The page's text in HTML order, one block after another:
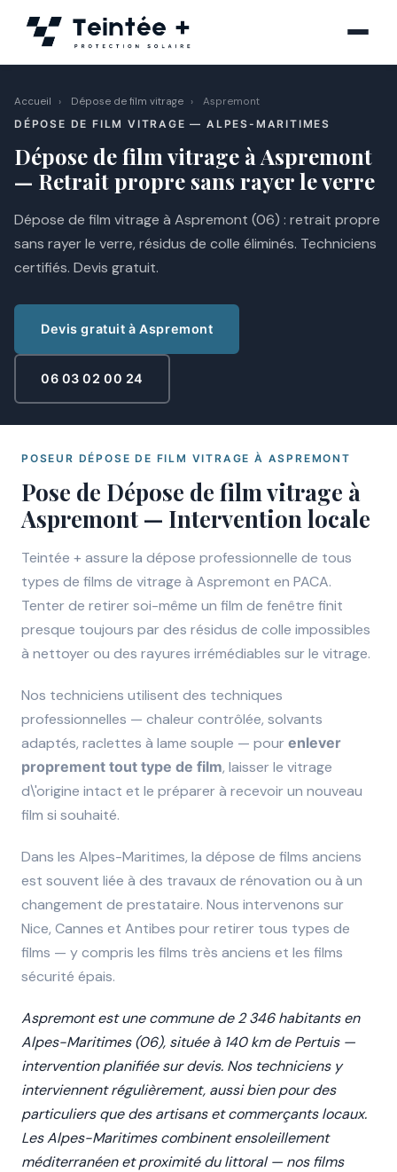
Accueil › Dépose de film vitrage › Aspremont
DÉPOSE DE FILM VITRAGE — ALPES-MARITIMES
Dépose de film vitrage à Aspremont
— Retrait propre sans rayer le verre
Dépose de film vitrage à Aspremont (06) : retrait propre
sans rayer le verre, résidus de colle éliminés. Techniciens
certifiés. Devis gratuit.
Devis gratuit à Aspremont
06 03 02 00 24
POSEUR DÉPOSE DE FILM VITRAGE À ASPREMONT
Pose de Dépose de film vitrage à
Aspremont — Intervention locale
Teintée + assure la dépose professionnelle de tous
types de films de vitrage à Aspremont en PACA.
Tenter de retirer soi-même un film de fenêtre finit
presque toujours par des résidus de colle impossibles
à nettoyer ou des rayures irrémédiables sur le vitrage.
Nos techniciens utilisent des techniques
professionnelles — chaleur contrôlée, solvants
adaptés, raclettes à lame souple — pourenlever
proprement tout type de film, laisser le vitrage
d\'origine intact et le préparer à recevoir un nouveau
film si souhaité.
Dans les Alpes-Maritimes, la dépose de films anciens
est souvent liée à des travaux de rénovation ou à un
changement de prestataire. Nous intervenons sur
Nice, Cannes et Antibes pour retirer tous types de
films — y compris les films très anciens et les films
sécurité épais.
Aspremont est une commune de 2 346 habitants en
Alpes-Maritimes (06), située à 140 km de Pertuis —
intervention planifiée sur devis. Nos techniciens y
interviennent régulièrement, aussi bien pour des
particuliers que des artisans et commerçants locaux.
Les Alpes-Maritimes combinent ensoleillement
méditerranéen et proximité du littoral — nos films